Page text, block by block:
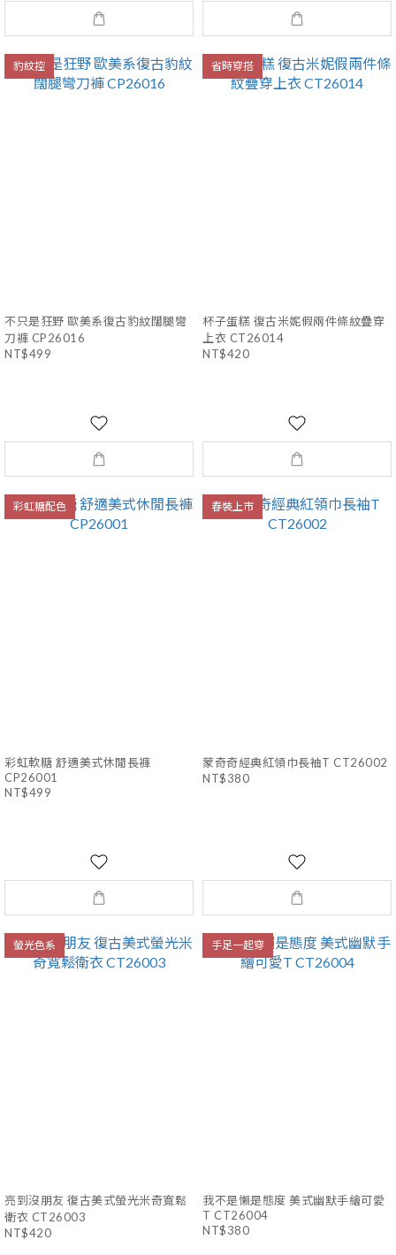
豹紋控
不只是狂野 歐美系復古豹紋闊腿彎
刀褲 CP26016
NT$499
省時穿搭
杯子蛋糕 復古米妮假兩件條紋疊穿
上衣 CT26014
NT$420
彩虹糖配色
彩虹軟糖 舒適美式休閒長褲
CP26001
NT$499
春裝上市
蒙奇奇經典紅領巾長袖T CT26002
NT$380
螢光色系
亮到沒朋友 復古美式螢光米奇寬鬆
衛衣 CT26003
NT$420
手足一起穿
我不是懶是態度 美式幽默手繪可愛
T CT26004
NT$380